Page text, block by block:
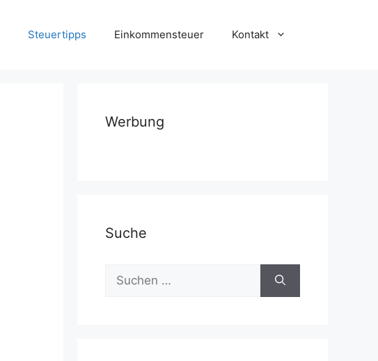
Steuertipps Einkommensteuer Kontakt
Werbung
Suche
Suchen
nach: